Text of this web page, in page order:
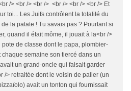
/> <br /> <br /> <br /> <br /> <br /> Et
toi... Les Juifs contrôlent la totalité du
la patate ! Tu savais pas ? Pourtant si
quand il était môme, il jouait à la<br />
pote de classe dont le papa, plombier-
semaine son tiercé dans un
un grand-oncle qui faisait garder
/> retraitée dont le voisin de palier (un
avait un tonton qui fournissait